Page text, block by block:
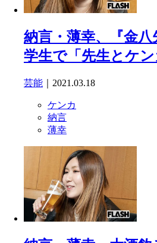
納言・薄幸、『金
学生で「先生とケン
芸能 ｜2021.03.18
ケンカ
納言
薄幸